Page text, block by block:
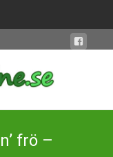
frö –